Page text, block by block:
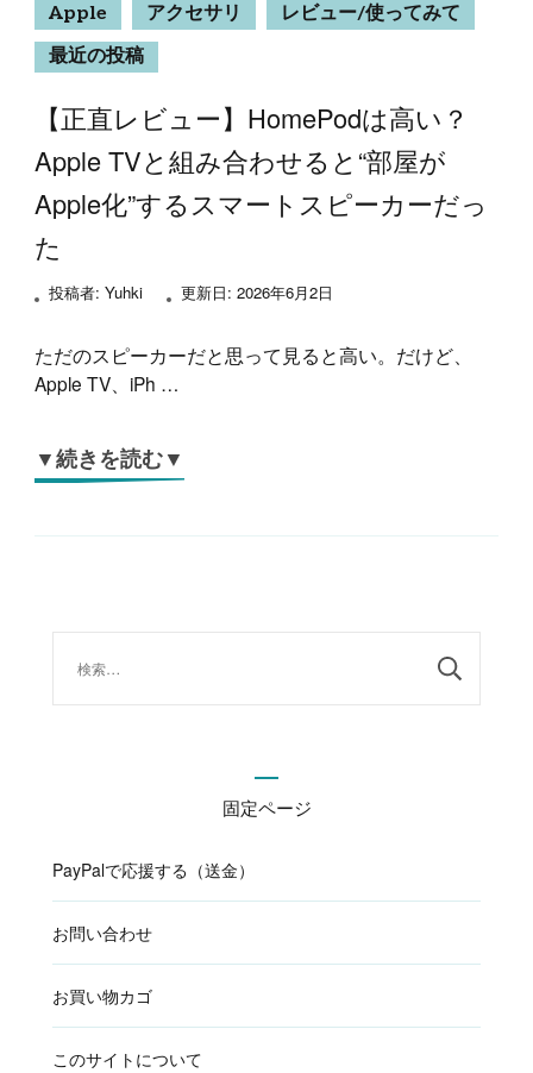
Apple アクセサリ
レビュー/使ってみて
最近の投稿
【正直レビュー】HomePodは高い？
Apple TVと組み合わせると“部屋が
Apple化”するスマートスピーカーだっ
た
投稿者: Yuhki 更新日: 2026年6月2日
ただのスピーカーだと思って見ると高い。だけど、
Apple TV、iPh …
▼続きを読む▼
固定ページ
PayPalで応援する（送金）
お問い合わせ
お買い物カゴ
このサイトについて